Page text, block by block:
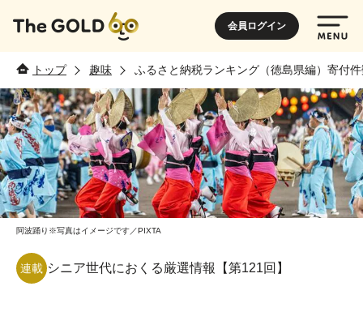
会員ログイン
トップ 趣味 ふるさと納税ランキング（徳島県編）寄付
阿波踊り※写真はイメージです／PIXTA
連載 シニア世代におくる厳選情報【第121回】